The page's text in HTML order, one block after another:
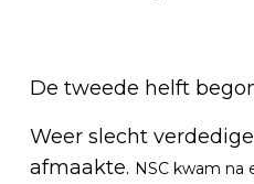
De tweede helft
Weer slecht
afmaakte. NSC kwam